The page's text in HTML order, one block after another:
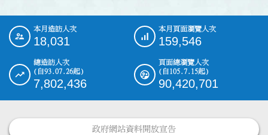
::: 本月造訪人次
18,031
本月頁面瀏覽人次
159,546
總造訪人次
(自93.07.26起)
7,802,436
頁面總瀏覽人次
(自105.7.15起)
90,420,701
政府網站資料開放宣告